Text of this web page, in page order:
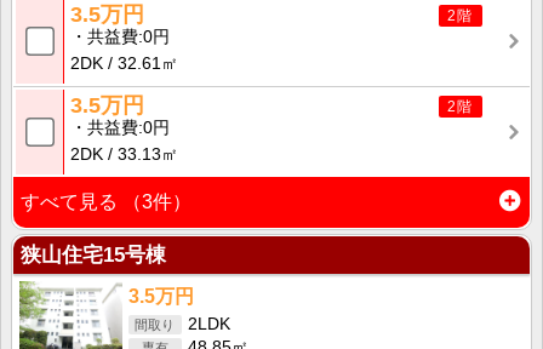
2階
3.5万円
共益費 0円
2DK
32.61㎡
2階
3.5万円
共益費 0円
2DK
33.13㎡
すべて見る （3件）
狭山住宅15号棟
3.5万円
2LDK